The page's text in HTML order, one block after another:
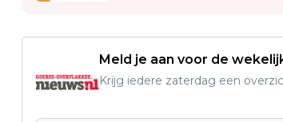
Meld je aan voor de
Krijg iedere zaterdag een